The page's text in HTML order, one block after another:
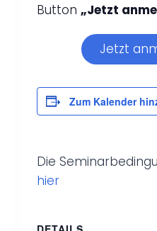
Button „Jetzt
Jetzt
Zum Kalender
Die
hier